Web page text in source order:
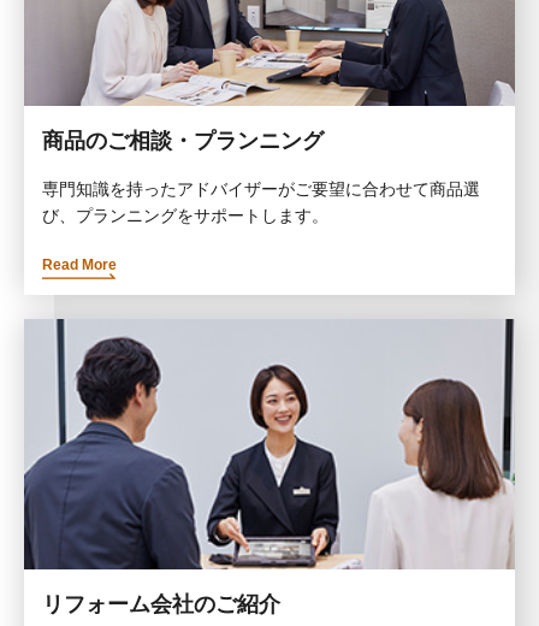
商品のご相談・プランニング
専門知識を持ったアドバイザーがご要望に合わせて商品選
び、プランニングをサポートします。
Read More
リフォーム会社のご紹介